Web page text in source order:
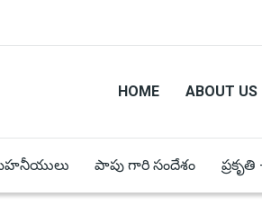
HOME ABOUT US
పాపు గారి సందేశం